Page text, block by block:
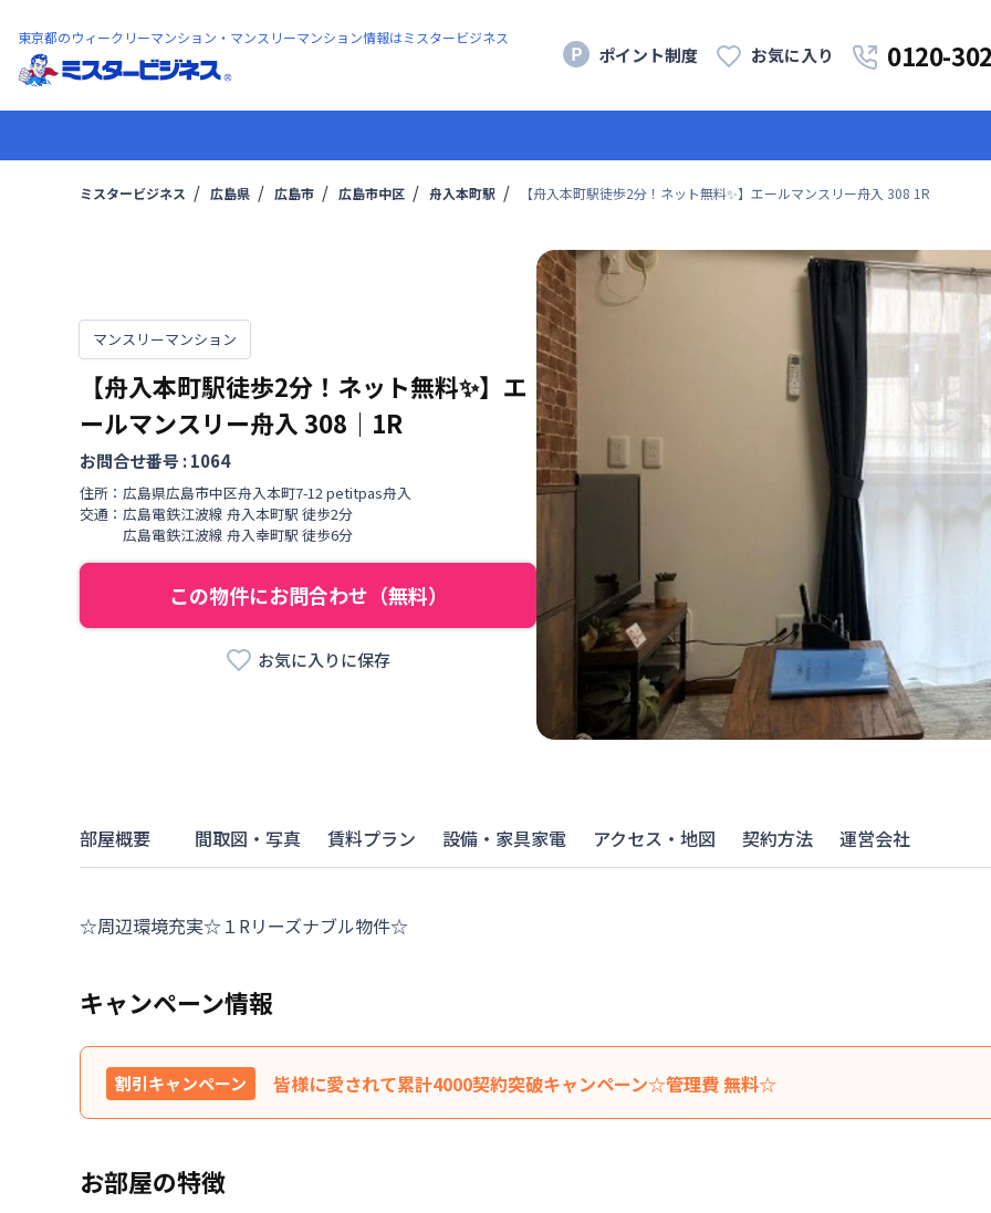
東京都のウィークリーマンション・マンスリーマンション情報はミスタービジネス
ポイント制度 お気に入り 0120-
ミスタービジネス 広島県 広島市 広島市中区 舟入本町駅 【舟入本町駅徒歩2分！ネット無料✨】エールマンスリー舟入 308 1R
マンスリーマンション
【舟入本町駅徒歩2分！ネット無料✨】エ
ールマンスリー舟入308 ｜ 1R
お問合せ番号 :1064
住所： 広島県広島市中区舟入本町7-12 petitpas舟入
交通： 広島電鉄江波線 舟入本町駅 徒歩2分
広島電鉄江波線 舟入幸町駅 徒歩6分
この物件にお問合わせ（無料）
お気に入りに保存
部屋概要 間取図・写真 賃料プラン 設備・家具家電 アクセス・地図 契約方法 運営会社
☆周辺環境充実☆１Rリーズナブル物件☆
キャンペーン情報
割引キャンペーン 皆様に愛されて累計4000契約突破キャンペーン☆管理費 無料☆
利用条件
お部屋の特徴